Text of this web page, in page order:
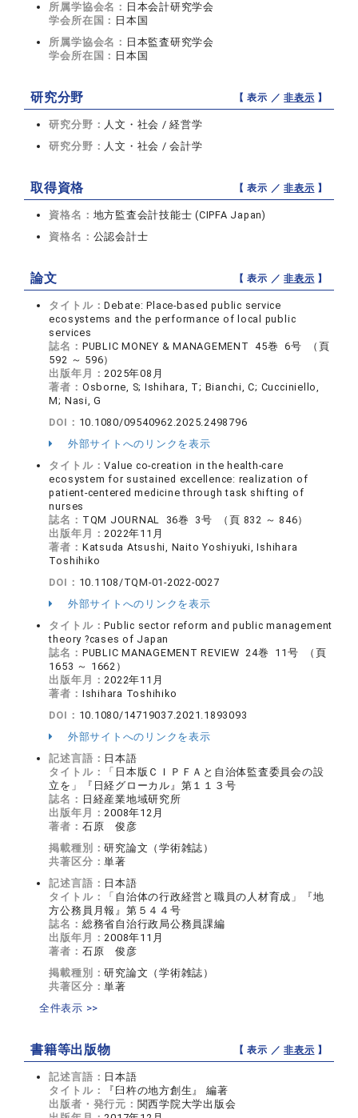
所属学協会名： 日本会計研究学会
学会所在国： 日本国
所属学協会名： 日本監査研究学会
学会所在国： 日本国
研究分野 【 表示 ／非表示 】
研究分野： 人文・社会 / 経営学
研究分野： 人文・社会 / 会計学
取得資格 【 表示 ／非表示 】
資格名： 地方監査会計技能士 (CIPFA Japan)
資格名： 公認会計士
論文 【 表示 ／非表示 】
タイトル：Debate: Place-based public service
ecosystems and the performance of local public
services
誌名： PUBLIC MONEY & MANAGEMENT 45巻 6号 （頁
592 ～ 596）
出版年月：2025年08月
著者： Osborne, S; Ishihara, T; Bianchi, C; Cucciniello,
M; Nasi, G
DOI： 10.1080/09540962.2025.2498796
外部サイトへのリンクを表示
タイトル：Value co-creation in the health-care
ecosystem for sustained excellence: realization of
patient-centered medicine through task shifting of
nurses
誌名： TQM JOURNAL 36巻 3号 （頁 832 ～ 846）
出版年月：2022年11月
著者： Katsuda Atsushi, Naito Yoshiyuki, Ishihara
Toshihiko
DOI： 10.1108/TQM-01-2022-0027
外部サイトへのリンクを表示
タイトル：Public sector reform and public management
theory ?cases of Japan
誌名： PUBLIC MANAGEMENT REVIEW 24巻 11号 （頁
1653 ～ 1662）
出版年月：2022年11月
著者： Ishihara Toshihiko
DOI： 10.1080/14719037.2021.1893093
外部サイトへのリンクを表示
記述言語： 日本語
タイトル：
「日本版ＣＩＰＦＡと自治体監査委員会の設
立を」『日経グローカル』第１１３号
誌名： 日経産業地域研究所
出版年月：2008年12月
著者： 石原 俊彦
掲載種別：研究論文（学術雑誌）
共著区分：単著
記述言語： 日本語
タイトル：
「自治体の行政経営と職員の人材育成」『地
方公務員月報』第５４４号
誌名： 総務省自治行政局公務員課編
出版年月：2008年11月
著者： 石原 俊彦
掲載種別：研究論文（学術雑誌）
共著区分：単著
全件表示 >>
書籍等出版物 【 表示 ／非表示 】
記述言語： 日本語
タイトル：
『臼杵の地方創生』 編著
出版者・発行元： 関西学院大学出版会